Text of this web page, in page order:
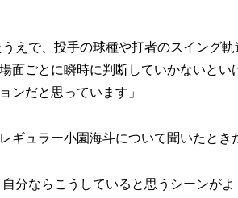
えで、投手の球種や打者のスイング軌
面ごとに瞬時に判断していかないとい
ンだと思っています」
ュラー小園海斗について聞いたとき
分ならこうしていると思うシーンがよ